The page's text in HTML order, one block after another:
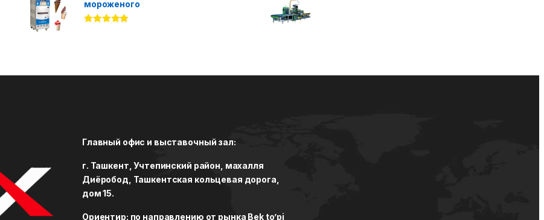
мороженого
Главный офис и выставочный зал:
г. Ташкент, Учтепинский район, махалля
Диёробод, Ташкентская кольцевая дорога,
дом 15.
Ориентир: по направлению от рынка Bek to’pi